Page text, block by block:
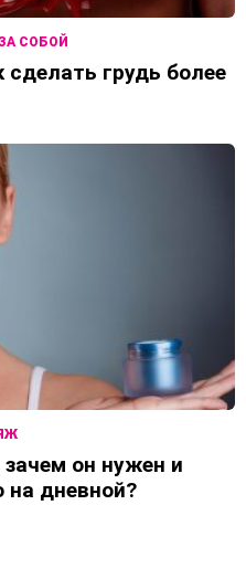
СОБОЙ
сделать грудь более
он нужен и
на дневной?